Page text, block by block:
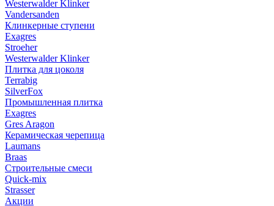
Westerwalder Klinker
Vandersanden
Клинкерные ступени
Exagres
Stroeher
Westerwalder Klinker
Плитка для цоколя
Terrabig
SilverFox
Промышленная плитка
Exagres
Gres Aragon
Керамическая черепица
Laumans
Braas
Строительные смеси
Quick-mix
Strasser
Акции